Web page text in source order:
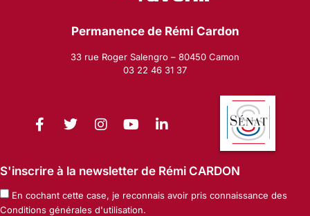
Permanence de Rémi Cardon
33 rue Roger Salengro – 80450 Camon
03 22 46 31 37
S'inscrire à la newsletter de Rémi CARDON
En cochant cette case, je reconnais avoir pris connaissance des
Conditions générales d'utilisation.